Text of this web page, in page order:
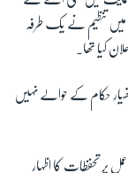
'ای ٹی اے' بتدریج کمزور ہوتی گئی جس کے بعد 2011ء میں تنظیم نے یک طرفہ
کیا تھا۔
حکام کے حوالے نہیں
پر تحفظات کا اظہار